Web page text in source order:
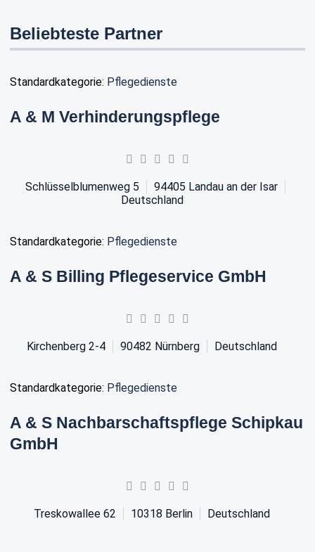
Beliebteste Partner
Standardkategorie: Pflegedienste
A & M Verhinderungspflege
Schlüsselblumenweg 5 94405 Landau an der Isar
Deutschland
Standardkategorie: Pflegedienste
A & S Billing Pflegeservice GmbH
Kirchenberg 2-4 90482 Nürnberg Deutschland
Standardkategorie: Pflegedienste
A & S Nachbarschaftspflege Schipkau
GmbH
Treskowallee 62 10318 Berlin Deutschland